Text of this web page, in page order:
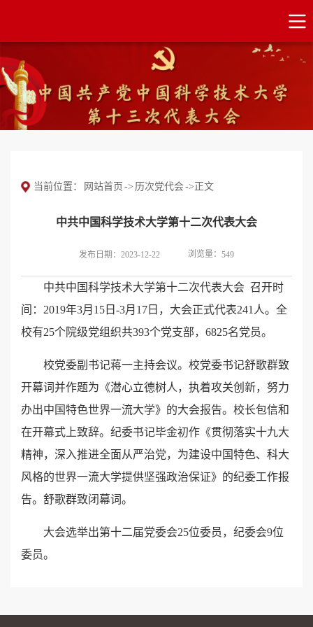
当前位置： 网站首页 -> 历次党代会-> 正文
中共中国科学技术大学第十二次代表大会
发布日期：2023-12-22 浏览量： 549
中共中国科学技术大学第十二次代表大会 召开时
间：2019年3月15日-3月17日，大会正式代表241人。全
校有25个院级党组织共393个党支部，6825名党员。
校党委副书记蒋一主持会议。校党委书记舒歌群致
开幕词并作题为《潜心立德树人，执着攻关创新，努力
办出中国特色世界一流大学》的大会报告。校长包信和
在开幕式上致辞。纪委书记毕金初作《贯彻落实十九大
精神，深入推进全面从严治党，为建设中国特色、科大
风格的世界一流大学提供坚强政治保证》的纪委工作报
告。舒歌群致闭幕词。
大会选举出第十二届党委会25位委员，纪委会9位
委员。